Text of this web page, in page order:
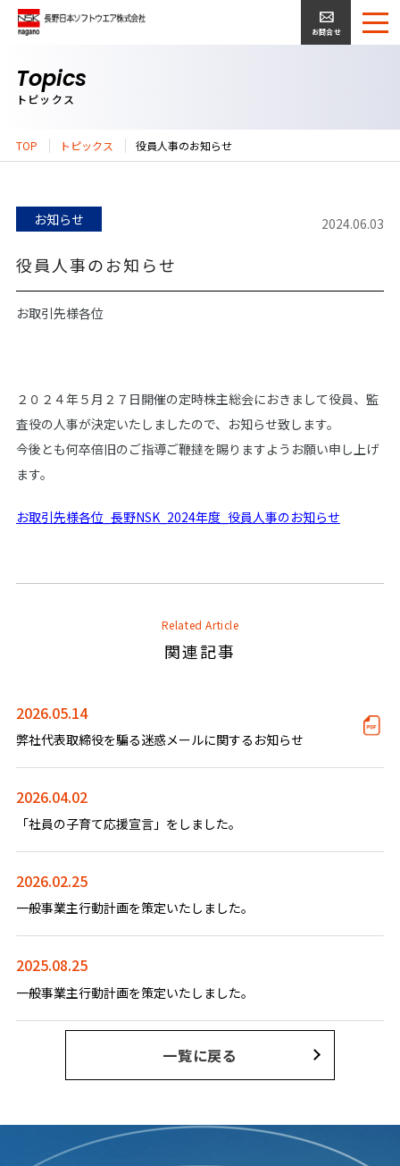
お問合せ
トピックス
Topics
TOP トピックス 役員人事のお知らせ
お知らせ 2024.06.03
役員人事のお知らせ
お取引先様各位
２０２４年５月２７日開催の定時株主総会におきまして役員、監
査役の人事が決定いたしましたので、お知らせ致します。
今後とも何卒倍旧のご指導ご鞭撻を賜りますようお願い申し上げ
ます。
お取引先様各位_長野NSK_2024年度_役員人事のお知らせ
Related Article
関連記事
2026.05.14
弊社代表取締役を騙る迷惑メールに関するお知らせ
2026.04.02
「社員の子育て応援宣言」をしました。
2026.02.25
一般事業主行動計画を策定いたしました。
2025.08.25
一般事業主行動計画を策定いたしました。
一覧に戻る